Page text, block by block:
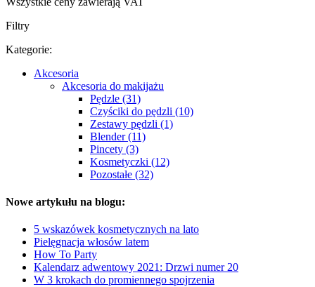
Filtry
Kategorie:
Akcesoria
Akcesoria do makijażu
Pędzle (31)
Czyściki do pędzli (10)
Zestawy pędzli (1)
Blender (11)
Pincety (3)
Kosmetyczki (12)
Pozostałe (32)
Nowe artykułu na blogu:
5 wskazówek kosmetycznych na lato
Pielęgnacja włosów latem
How To Party
Kalendarz adwentowy 2021: Drzwi numer 20
W 3 krokach do promiennego spojrzenia